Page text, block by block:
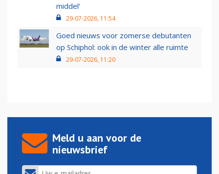
middel’
29-07-2026, 11:54
Goed nieuws voor zomerse debutanten
op Schiphol: ook in de winter alle ruimte
29-07-2026, 11:20
Meld u aan voor de
nieuwsbrief